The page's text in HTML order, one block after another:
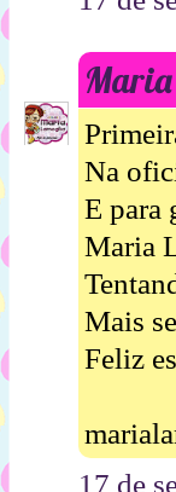
Na
E para
Maria
Mais
Feliz
17 de